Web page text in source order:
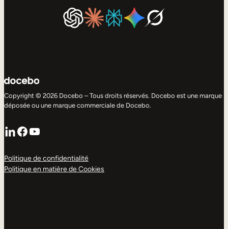
Copyright © 2026 Docebo – Tous droits réservés. Docebo est une marque
déposée ou une marque commerciale de Docebo.
LinkedIn
Facebook
YouTube
Politique de confidentialité
Politique en matière de Cookies